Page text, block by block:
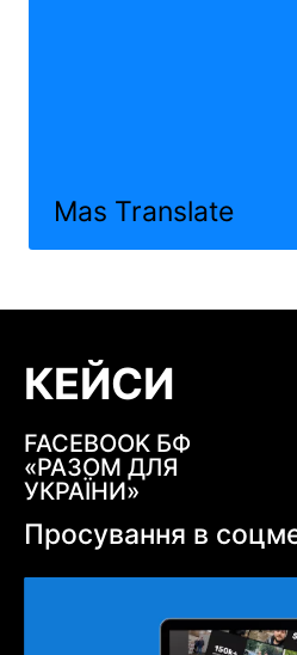
Mas Translate
КЕЙСИ
FACEBOOK БФ
«РАЗОМ ДЛЯ
УКРАЇНИ»
Просування в